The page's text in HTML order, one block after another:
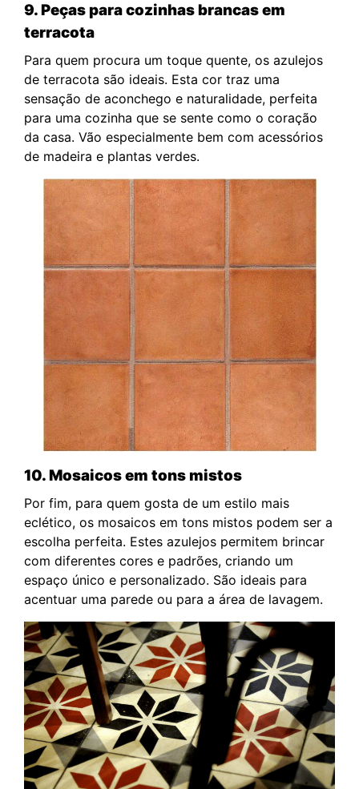
9. Peças para cozinhas brancas em
terracota
Para quem procura um toque quente, os azulejos
de terracota são ideais. Esta cor traz uma
sensação de aconchego e naturalidade, perfeita
para uma cozinha que se sente como o coração
da casa. Vão especialmente bem com acessórios
de madeira e plantas verdes.
10. Mosaicos em tons mistos
Por fim, para quem gosta de um estilo mais
eclético, os mosaicos em tons mistos podem ser a
escolha perfeita. Estes azulejos permitem brincar
com diferentes cores e padrões, criando um
espaço único e personalizado. São ideais para
acentuar uma parede ou para a área de lavagem.